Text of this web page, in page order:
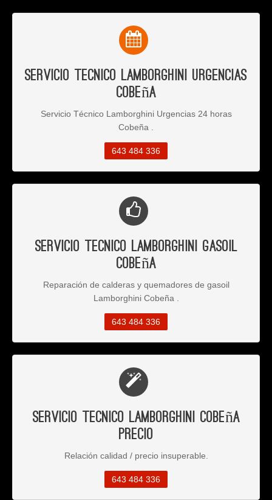
Servicio Tecnico Lamborghini Urgencias
Cobeña
Servicio Técnico Lamborghini Urgencias 24 horas
Cobeña .
643 484 336
Servicio Tecnico Lamborghini Gasoil
Cobeña
Reparación de calderas y quemadores de gasoil
Lamborghini Cobeña .
643 484 336
Servicio Tecnico Lamborghini Cobeña
Precio
Relación calidad / precio insuperable.
643 484 336